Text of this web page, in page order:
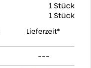
1 Stück
1 Stück
Lieferzeit*
---